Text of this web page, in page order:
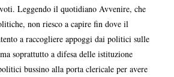
Leggendo il quotidiano Avvenire, che
non riesco a capire fin dove il
a raccogliere appoggi dai politici sulle
soprattutto a difesa delle istituzione
bussino alla porta clericale per avere